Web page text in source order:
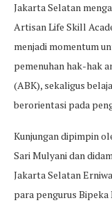
Jakarta Selatan
Artisan Life Skill
menjadi momentum
pemenuhan hak-hak
(ABK), sekaligus
berorientasi pada
Kunjungan dipimpin
Sari Mulyani dan
Jakarta Selatan
para pengurus Bipeka